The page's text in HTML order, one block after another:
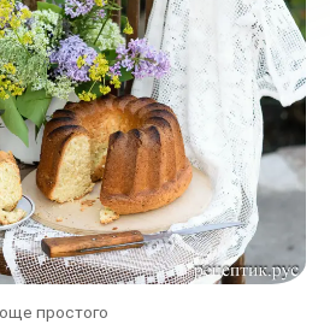
простого